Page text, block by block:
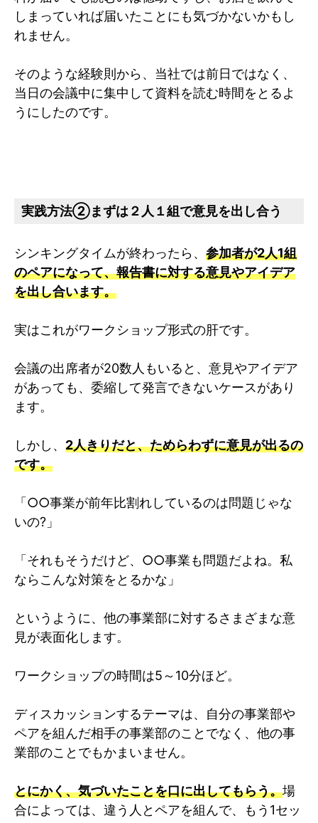
しまっていれば届いたことにも気づかないかもし
れません。
そのような経験則から、当社では前日ではなく、
当日の会議中に集中して資料を読む時間をとるよ
うにしたのです。
実践方法②まずは２人１組で意見を出し合う
シンキングタイムが終わったら、 参加者が2人1組
のペアになって、報告書に対する意見やアイデア
を出し合います。
実はこれがワークショップ形式の肝です。
会議の出席者が20数人もいると、意見やアイデア
があっても、委縮して発言できないケースがあり
ます。
しかし、 2人きりだと、ためらわずに意見が出るの
です。
「○○事業が前年比割れしているのは問題じゃな
いの?」
「それもそうだけど、○○事業も問題だよね。私
ならこんな対策をとるかな」
というように、他の事業部に対するさまざまな意
見が表面化します。
ワークショップの時間は5～10分ほど。
ディスカッションするテーマは、自分の事業部や
ペアを組んだ相手の事業部のことでなく、他の事
業部のことでもかまいません。
とにかく、気づいたことを口に出してもらう。場
合によっては、違う人とペアを組んで、もう1セッ